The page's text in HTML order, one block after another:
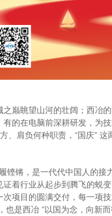
巅眺望山河的壮阔；西冶
的在电脑前深耕研发，为
肩负何种职责，“国庆” 这
锵，是一代代中国人的接
着行业从起步到腾飞的蜕
项目的圆满交付，每一项
是西冶 “以国为念，向新而